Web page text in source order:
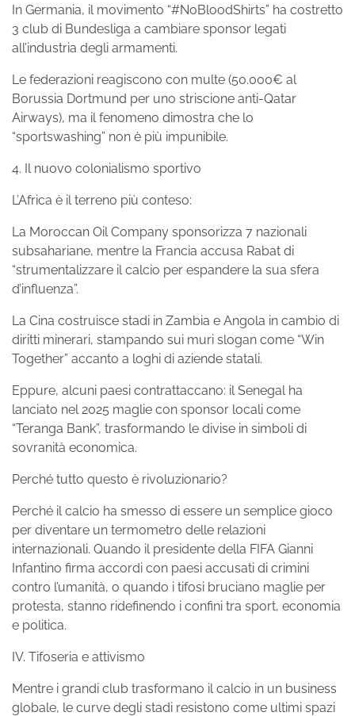
In Germania, il movimento “#NoBloodShirts” ha costretto
3 club di Bundesliga a cambiare sponsor legati
all’industria degli armamenti.
Le federazioni reagiscono con multe (50.000€ al
Borussia Dortmund per uno striscione anti-Qatar
Airways), ma il fenomeno dimostra che lo
“sportswashing” non è più impunibile.
4. Il nuovo colonialismo sportivo
L’Africa è il terreno più conteso:
La Moroccan Oil Company sponsorizza 7 nazionali
subsahariane, mentre la Francia accusa Rabat di
“strumentalizzare il calcio per espandere la sua sfera
d’influenza”.
La Cina costruisce stadi in Zambia e Angola in cambio di
diritti minerari, stampando sui muri slogan come “Win
Together” accanto a loghi di aziende statali.
Eppure, alcuni paesi contrattaccano: il Senegal ha
lanciato nel 2025 maglie con sponsor locali come
“Teranga Bank”, trasformando le divise in simboli di
sovranità economica.
Perché tutto questo è rivoluzionario?
Perché il calcio ha smesso di essere un semplice gioco
per diventare un termometro delle relazioni
internazionali. Quando il presidente della FIFA Gianni
Infantino firma accordi con paesi accusati di crimini
contro l’umanità, o quando i tifosi bruciano maglie per
protesta, stanno ridefinendo i confini tra sport, economia
e politica.
IV. Tifoseria e attivismo
Mentre i grandi club trasformano il calcio in un business
globale, le curve degli stadi resistono come ultimi spazi